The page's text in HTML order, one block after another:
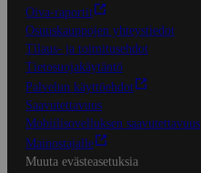
Oiva-raportit
Osuuskauppojen yhteystiedot
Tilaus- ja toimitusehdot
Tietosuojakäytäntö
Palvelun käyttöehdot
Saavutettavuus
Mobiilisovelluksen saavutettavuus
Mainostajalle
Muuta evästeasetuksia